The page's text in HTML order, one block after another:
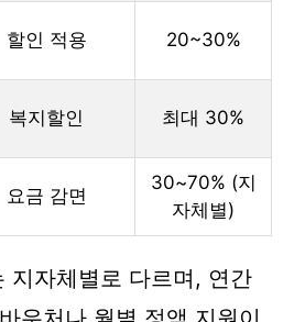
할인 적용 20~30%
복지할인 최대 30%
요금 감면
30~70% (지
자체별)
지자체별로 다르며, 연간